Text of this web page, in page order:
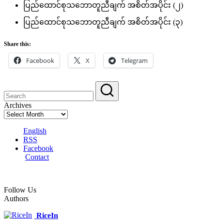
ပြည်ထောင်စုသဘောတူညီချက် အစိတ်အပိုင်း (၂)
ပြည်ထောင်စုသဘောတူညီချက် အစိတ်အပိုင်း (၃)
Share this:
Facebook X Telegram
Archives
English
RSS
Facebook
Contact
Follow Us
Authors
RiceIn